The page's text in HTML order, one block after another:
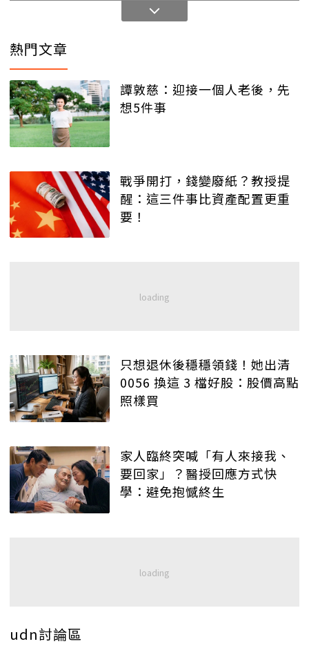
熱門文章
譚敦慈：迎接一個人老後，先
想5件事
戰爭開打，錢變廢紙？教授提
醒：這三件事比資產配置更重
要！
只想退休後穩穩領錢！她出清
0056 換這 3 檔好股：股價高點
照樣買
家人臨終突喊「有人來接我、
要回家」？醫授回應方式快
學：避免抱憾終生
udn討論區